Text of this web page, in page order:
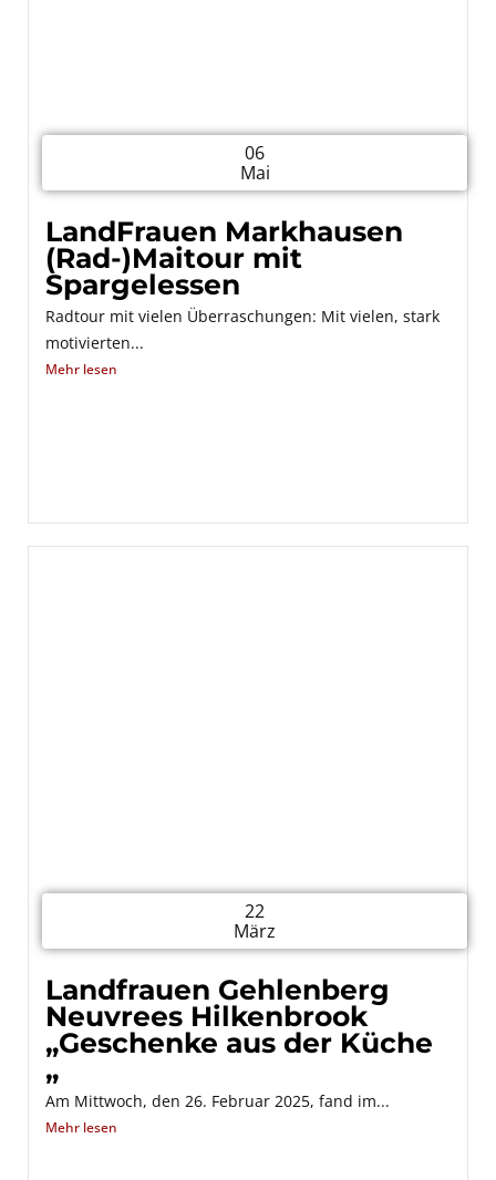
06
Mai
LandFrauen Markhausen
(Rad-)Maitour mit
Spargelessen
Radtour mit vielen Überraschungen: Mit vielen, stark
motivierten...
Mehr lesen
22
März
Landfrauen Gehlenberg
Neuvrees Hilkenbrook
„Geschenke aus der Küche
„
Am Mittwoch, den 26. Februar 2025, fand im...
Mehr lesen